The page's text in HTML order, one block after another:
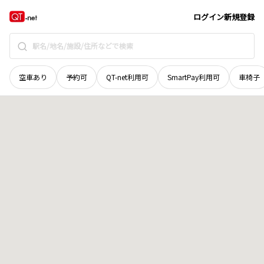
ログイン新規登録
空車あり 予約可 QT-net利用可 SmartPay利用可 車椅子
愛媛県